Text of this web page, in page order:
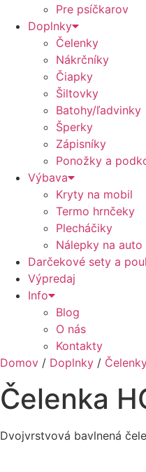
Pre psíčkarov
Doplnky
Čelenky
Nákrčníky
Čiapky
Šiltovky
Batohy/ľadvinky
Šperky
Zápisníky
Ponožky a
Výbava
Kryty na mobil
Termo hrnčeky
Plecháčiky
Nálepky na auto
Darčekové sety a
Výpredaj
Info
Blog
O nás
Kontakty
Domov / Doplnky /
Čelenka
Dvojvrstvová bavlnená